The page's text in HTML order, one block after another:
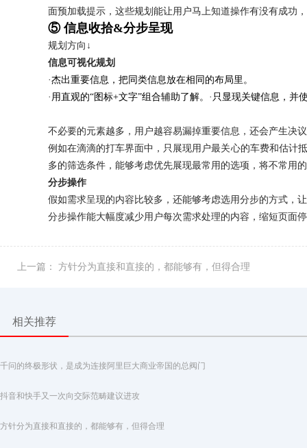
面预加载提示，这些规划能让用户马上知道操作有没有成功
⑤ 信息收拾&分步呈现
规划方向↓
信息可视化规划
·杰出重要信息，把同类信息放在相同的布局里。
·用直观的“图标+文字”组合辅助了解。·只显现关键信息，并
不必要的元素越多，用户越容易漏掉重要信息，还会产生决
例如在滴滴的打车界面中，只展现用户最关心的车费和估计
多的筛选条件，能够考虑优先展现最常用的选项，将不常用
分步操作
假如需求呈现的内容比较多，还能够考虑选用分步的方式，
分步操作能大幅度减少用户每次需求处理的内容，缩短页面
上一篇： 方针分为直接和直接的，都能够有，但得合理
相关推荐
千问的终极形状，是成为连接阿里巨大商业帝国的总阀门
抖音和快手又一次向交际范畴建议进攻
方针分为直接和直接的，都能够有，但得合理